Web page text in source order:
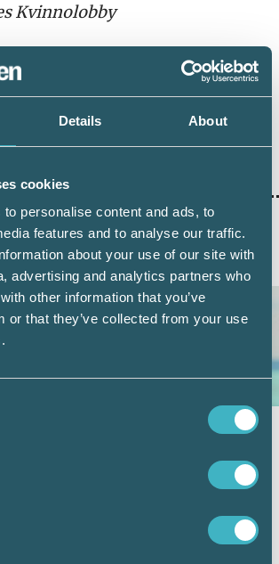
Details About
cookies
personalise content and ads, to
features and to analyse our traffic.
about your use of our site with
advertising and analytics partners who
other information that you’ve
or that they’ve collected from your use
Kvinnolobby
och semester – vad gäller?
är två områden som ofta
därför bra att fräscha upp kunskaperna
när en anställd är sjukskriven samtidigt